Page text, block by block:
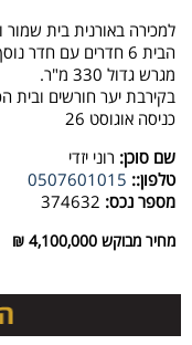
למכירה באורנית בית
הבית 6 חדרים עם חדר נוסף בעליית גג .
מגרש גדול 330 מ"ר.
בקירבת יער חורשים ובית
כניסה אוגוסט 26
שם סוכן: רוני יזדי
טלפון:: 0507601015
מספר נכס: 374632
מחיר מבוקש 4,100,000 ₪